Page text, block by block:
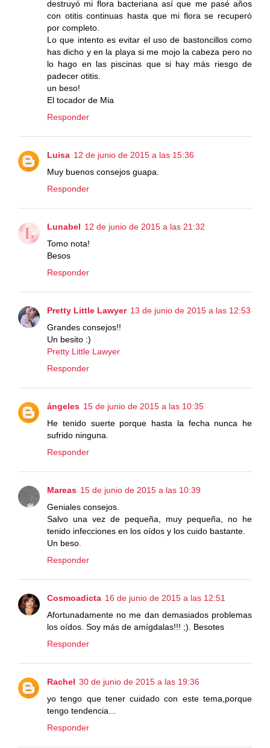
destruyó mi flora bacteriana así que me pasé años
con otitis continuas hasta que mi flora se recuperó
por completo.
Lo que intento es evitar el uso de bastoncillos como
has dicho y en la playa si me mojo la cabeza pero no
lo hago en las piscinas que si hay más riesgo de
padecer otitis.
un beso!
El tocador de Mia
Responder
Luisa 12 de junio de 2015 a las 15:36
Muy buenos consejos guapa.
Responder
Lunabel 12 de junio de 2015 a las 21:32
Tomo nota!
Besos
Responder
Pretty Little Lawyer 13 de junio de 2015 a las 12:53
Grandes consejos!!
Un besito :)
Pretty Little Lawyer
Responder
ángeles 15 de junio de 2015 a las 10:35
He tenido suerte porque hasta la fecha nunca he
sufrido ninguna.
Responder
Mareas 15 de junio de 2015 a las 10:39
Geniales consejos.
Salvo una vez de pequeña, muy pequeña, no he
tenido infecciones en los oídos y los cuido bastante.
Un beso.
Responder
Cosmoadicta 16 de junio de 2015 a las 12:51
Afortunadamente no me dan demasiados problemas
los oídos. Soy más de amígdalas!!! ;). Besotes
Responder
Rachel 30 de junio de 2015 a las 19:36
yo tengo que tener cuidado con este tema,porque
tengo tendencia...
Responder